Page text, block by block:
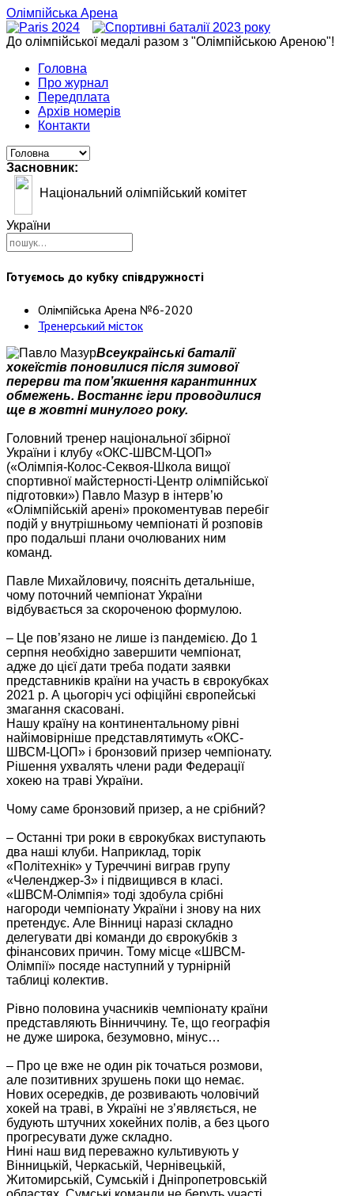
Олімпійська Арена
До олімпійської медалі разом з "Олімпійською Ареною"!
Головна
Про журнал
Передплата
Архів номерів
Контакти
Засновник:
Національний олімпійський комітет
України
Готуємось до кубку співдружності
Олімпійська Арена №6-2020
Тренерський місток
Всеукраїнські баталії
хокеїстів поновилися після зимової
перерви та пом’якшення карантинних
обмежень. Востаннє ігри проводилися
ще в жовтні минулого року.
Головний тренер національної збірної
України і клубу «ОКС-ШВСМ-ЦОП»
(«Олімпія-Колос-Секвоя-Школа вищої
спортивної майстерності-Центр олімпійської
підготовки») Павло Мазур в інтерв’ю
«Олімпійській арені» прокоментував перебіг
подій у внутрішньому чемпіонаті й розповів
про подальші плани очолюваних ним
команд.
Павле Михайловичу, поясніть детальніше,
чому поточний чемпіонат України
відбувається за скороченою формулою.
– Це пов’язано не лише із пандемією. До 1
серпня необхідно завершити чемпіонат,
адже до цієї дати треба подати заявки
представників країни на участь в єврокубках
2021 р. А цьогоріч усі офіційні європейські
змагання скасовані.
Нашу країну на континентальному рівні
найімовірніше представлятимуть «ОКС-
ШВСМ-ЦОП» і бронзовий призер чемпіонату.
Рішення ухвалять члени ради Федерації
хокею на траві України.
Чому саме бронзовий призер, а не срібний?
– Останні три роки в єврокубках виступають
два наші клуби. Наприклад, торік
«Політехнік» у Туреччині виграв групу
«Челенджер-3» і підвищився в класі.
«ШВСМ-Олімпія» тоді здобула срібні
нагороди чемпіонату України і знову на них
претендує. Але Вінниці наразі складно
делегувати дві команди до єврокубків з
фінансових причин. Тому місце «ШВСМ-
Олімпії» посяде наступний у турнірній
таблиці колектив.
Рівно половина учасників чемпіонату країни
представляють Вінниччину. Те, що географія
не дуже широка, безумовно, мінус…
– Про це вже не один рік точаться розмови,
але позитивних зрушень поки що немає.
Нових осередків, де розвивають чоловічий
хокей на траві, в Україні не з’являється, не
будують штучних хокейних полів, а без цього
прогресувати дуже складно.
Нині наш вид переважно культивують у
Вінницькій, Черкаській, Чернівецькій,
Житомирській, Сумській і Дніпропетровській